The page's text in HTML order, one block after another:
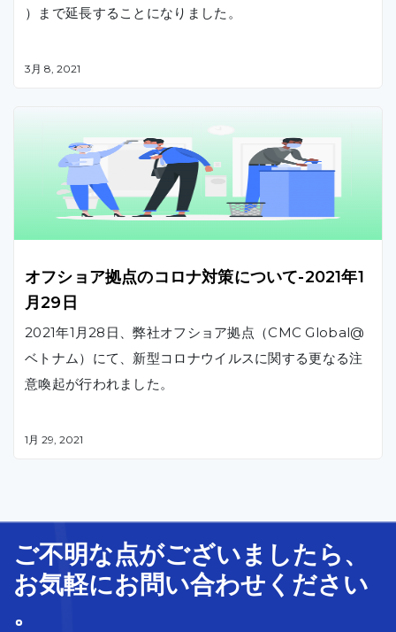
）まで延長することになりました。
3月 8, 2021
オフショア拠点のコロナ対策について-2021年1
月29日
2021年1月28日、弊社オフショア拠点（CMC Global@
ベトナム）にて、新型コロナウイルスに関する更なる注
意喚起が行われました。
1月 29, 2021
ご不明な点がございましたら、
お気軽にお問い合わせ ください
。